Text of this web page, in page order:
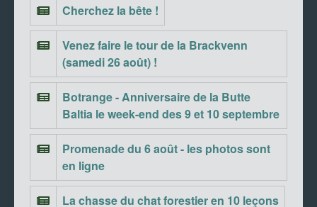
Cherchez la bête !
Venez faire le tour de la Brackvenn
(samedi 26 août) !
Botrange - Anniversaire de la Butte
Baltia le week-end des 9 et 10 septembre
Promenade du 6 août - les photos sont
en ligne
La chasse du chat forestier en 10 leçons